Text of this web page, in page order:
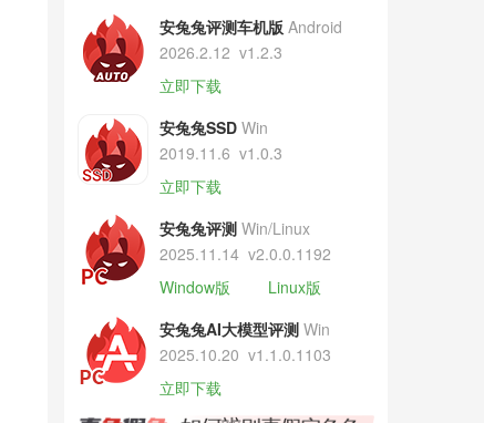
安兔兔评测车机版 Android
2026.2.12 v1.2.3
立即下载
安兔兔SSD Win
2019.11.6 v1.0.3
立即下载
安兔兔评测 Win/Linux
2025.11.14 v2.0.0.1192
Window版
Linux版
安兔兔AI大模型评测 Win
2025.10.20 v1.1.0.1103
立即下载